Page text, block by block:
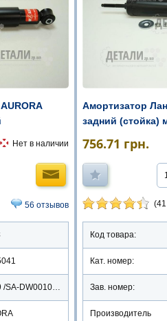
Нет в наличии
56 отзывов
21509 /SA-DW0010OR
Амортизатор
задний (стойка)
756.71 грн.
(41
Код товара:
Кат. номер:
Зав. номер:
Производитель